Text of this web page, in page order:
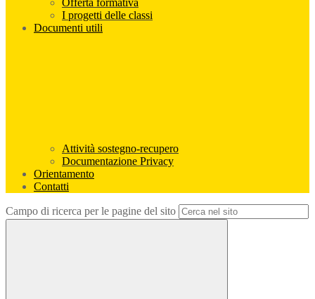
Offerta formativa
I progetti delle classi
Documenti utili
Attività sostegno-recupero
Documentazione Privacy
Orientamento
Contatti
Campo di ricerca per le pagine del sito